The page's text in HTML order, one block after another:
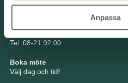
Anpassa
Kontakta oss
Tel: 08-21 92 00
Boka möte
Välj dag och tid!